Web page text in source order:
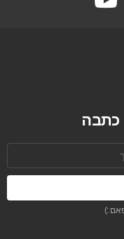
כתבה
:)